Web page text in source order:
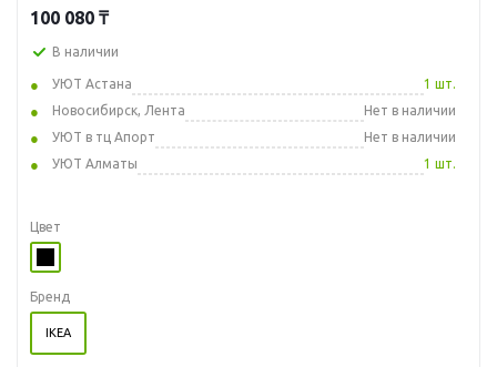
100 080 ₸
В наличии
УЮТ Астана
1 шт.
Новосибирск, Лента
Нет в наличии
УЮТ в тц Апорт
Нет в наличии
УЮТ Алматы
1 шт.
Цвет
Бренд
IKEA